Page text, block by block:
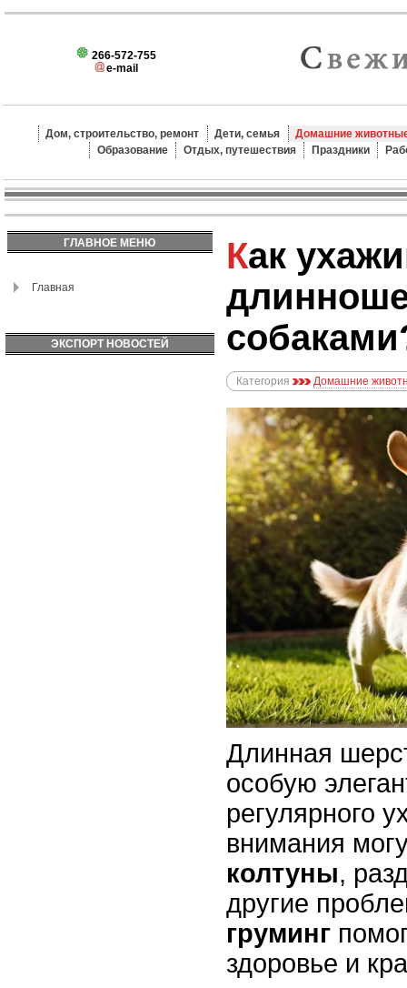
266-572-755
e-mail
Дом, строительство, ремонт Дети, семья
Домашние
Образование
Отдых, путешествия Праздники
ГЛАВНОЕ МЕНЮ
Главная
ЭКСПОРТ НОВОСТЕЙ
Как ухаживать за
Категория Домашние
Длинная
особую
регулярного
внимания
колтуны,
другие
груминг
здоровье и